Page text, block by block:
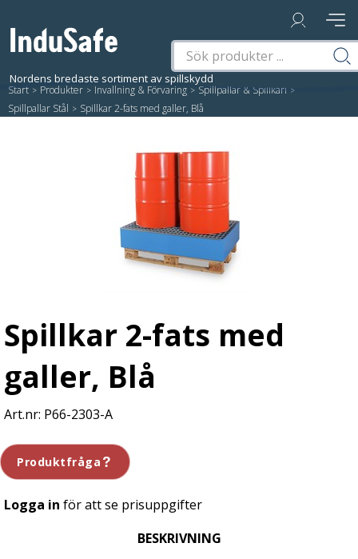
Start / Produkter / Invallning & Förvaring / Spillpallar & Spillkärl /
Spillpallar Stål / Spillkar 2-fats med galler, Blå
Spillkar 2-fats med
galler, Blå
P66-2303-A
Produktfråga
Logga in för att se prisuppgifter
BESKRIVNING